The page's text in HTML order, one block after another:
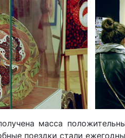
масса
поездки стали